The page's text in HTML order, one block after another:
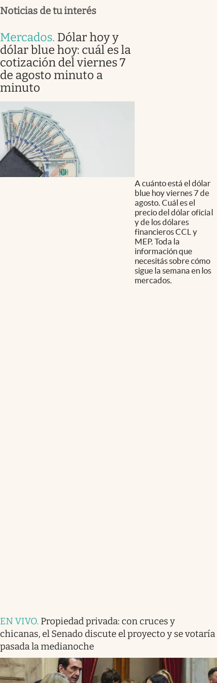
Noticias de tu interés
Mercados. Dólar hoy y
dólar blue hoy: cuál es la
cotización del viernes 7
de agosto minuto a
minuto
A cuánto está el dólar
blue hoy viernes 7 de
agosto. Cuál es el
precio del dólar oficial
y de los dólares
financieros CCL y
MEP. Toda la
información que
necesitás sobre cómo
sigue la semana en los
mercados.
EN VIVO. Propiedad privada: con cruces y
chicanas, el Senado discute el proyecto y se votaría
pasada la medianoche